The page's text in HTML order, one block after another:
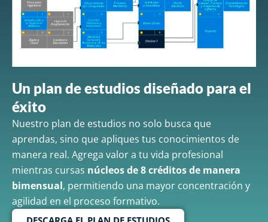
Un plan de estudios diseñado para el
éxito
Nuestro plan de estudios no solo busca que
aprendas, sino que apliques tus conocimientos de
manera real. Agrega valor a tu vida profesional
mientras cursas núcleos de 8 créditos de manera
bimensual, permitiendo una mayor concentración y
agilidad en el proceso formativo.